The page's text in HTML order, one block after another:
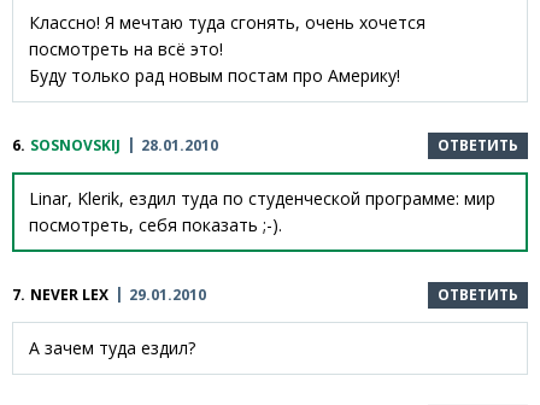
Классно! Я мечтаю туда сгонять, очень хочется
посмотреть на всё это!
Буду только рад новым постам про Америку!
6. SOSNOVSKIJ 28.01.2010 ОТВЕТИТЬ
Linar, Klerik, ездил туда по студенческой программе: мир
посмотреть, себя показать ;-).
7. NEVER LEX 29.01.2010 ОТВЕТИТЬ
А зачем туда ездил?